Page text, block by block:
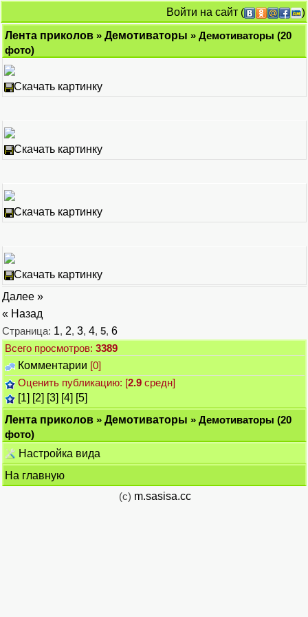
Войти на сайт (
)
Лента приколов » Демотиваторы » Демотиваторы (20
фото)
Скачать картинку
Скачать картинку
Скачать картинку
Скачать картинку
Далее »
« Назад
Страница: 1, 2, 3, 4, 5, 6
Всего просмотров: 3389
Комментарии [0]
Оценить публикацию: [2.9 средн]
[1] [2] [3] [4] [5]
Лента приколов » Демотиваторы » Демотиваторы (20
фото)
Настройка вида
На главную
(c) m.sasisa.cc